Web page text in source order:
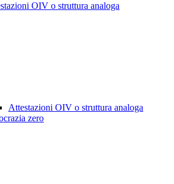
OIV o struttura analoga
Attestazioni OIV o struttura analoga
zero